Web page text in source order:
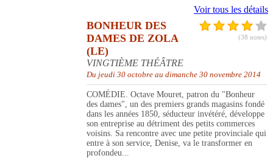
Voir tous les détails
(38 notes)
BONHEUR DES
DAMES DE ZOLA
(LE)
VINGTIÈME THÉÂTRE
Du jeudi 30 octobre au dimanche 30 novembre 2014
COMÉDIE. Octave Mouret, patron du "Bonheur
des dames", un des premiers grands magasins fondé
dans les années 1850, séducteur invétéré, développe
son entreprise au détriment des petits commerces
voisins. Sa rencontre avec une petite provinciale qui
entre à son service, Denise, va le transformer en
profondeu...